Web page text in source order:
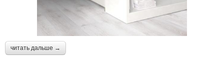
читать дальше →